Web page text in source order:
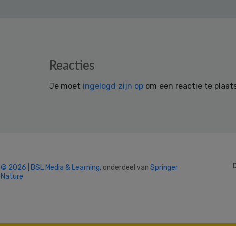
Reacties
Je moet ingelogd zijn op om een reactie te
© 2026 | BSL Media & Learning, onderdeel van Springer
Nature